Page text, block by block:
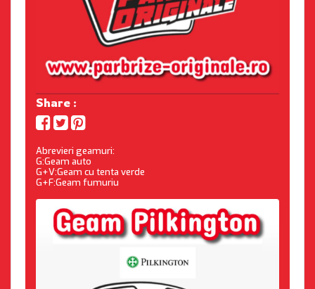
Share :
Abrevieri geamuri:
G:Geam auto
G+V:Geam cu tenta verde
G+F:Geam fumuriu